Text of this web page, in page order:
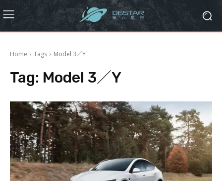
Home Tags Model 3／Y
Tag: Model 3／Y